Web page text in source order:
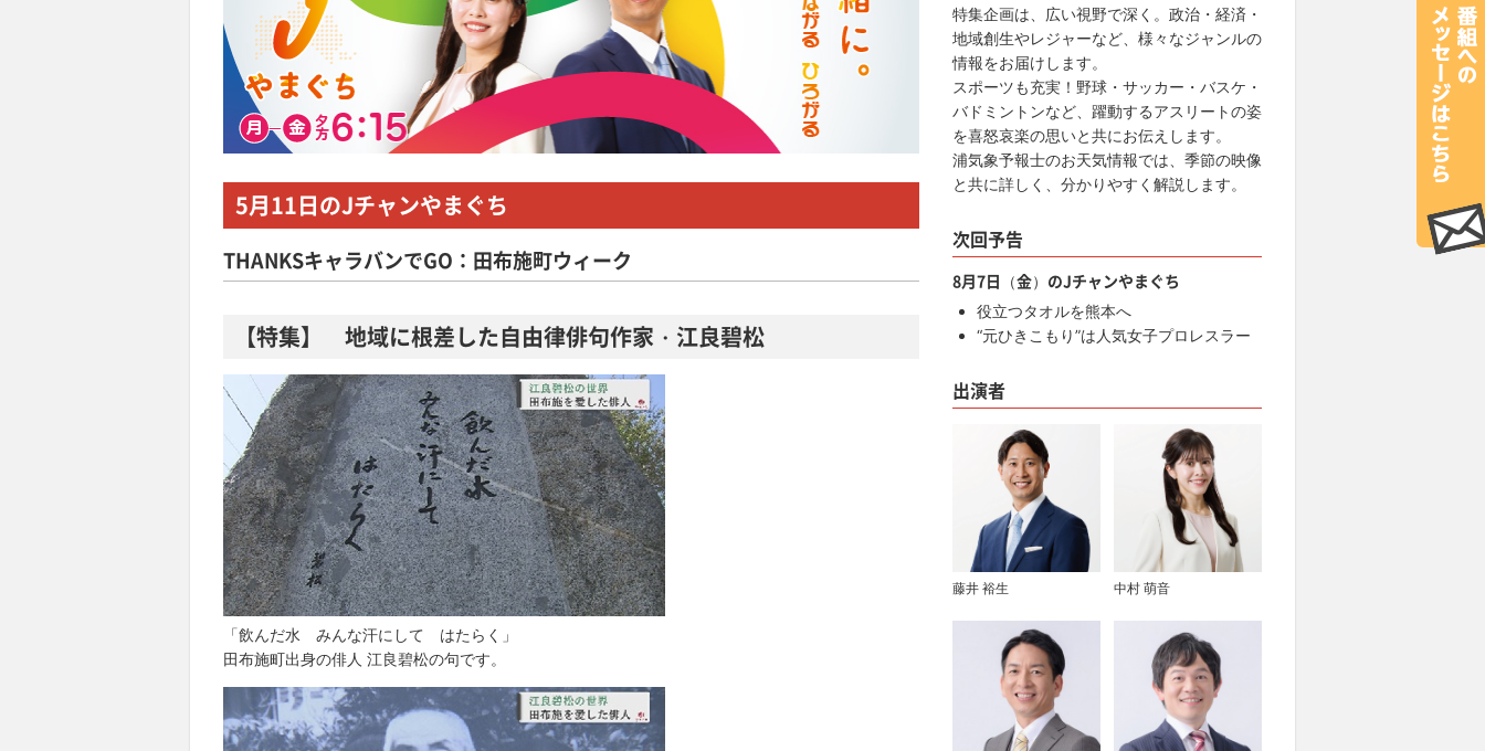
5月11日のJチャンやまぐち
THANKSキャラバンでGO：田布施町ウィーク
【特集】 地域に根差した自由律俳句作家・江良碧松
「飲んだ水 みんな汗にして はたらく」
田布施町出身の俳人 江良碧松の句です。
特集企画は、広い視野で深く。政治・経済・
地域創生やレジャーなど、様々なジャンルの
情報をお届けします。
スポーツも充実！野球・サッカー・バスケ・
バドミントンなど、躍動するアスリートの姿
を喜怒哀楽の思いと共にお伝えします。
浦気象予報士のお天気情報では、季節の映像
と共に詳しく、分かりやすく解説します。
次回予告
8月7日（金）のJチャンやまぐち
役立つタオルを熊本へ
“元ひきこもり”は人気女子プロレスラー
出演者
藤井 裕生 中村 萌音